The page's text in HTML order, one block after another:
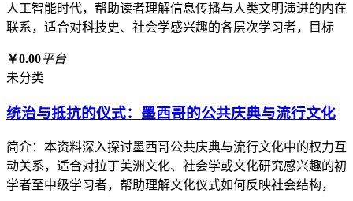
人工智能时代，帮助读者理解信息传播与人类文明演进的内在
联系，适合对科技史、社会学感兴趣的各层次学习者，目标
￥0.00平台
未分类
统治与抵抗的仪式：墨西哥的公共庆典与流行文化
简介：本资料深入探讨墨西哥公共庆典与流行文化中的权力互
动关系，适合对拉丁美洲文化、社会学或文化研究感兴趣的初
学者至中级学习者，帮助理解文化仪式如何反映社会结构，